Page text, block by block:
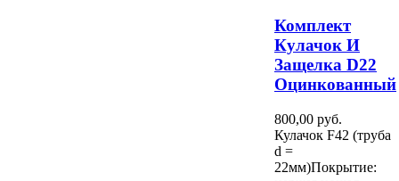
Комплект
Кулачок И
Защелка D22
Оцинкованный
800,00 руб.
Кулачок F42 (труба
d =
22мм)Покрытие: